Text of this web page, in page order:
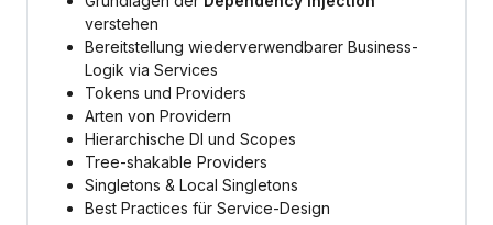
verstehen
Bereitstellung wiederverwendbarer Business-
Logik via Services
Tokens und Providers
Arten von Providern
Hierarchische DI und Scopes
Tree-shakable Providers
Singletons & Local Singletons
Best Practices für Service-Design